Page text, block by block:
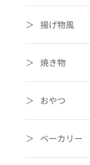
揚げ物風
焼き物
おやつ
ベーカリー